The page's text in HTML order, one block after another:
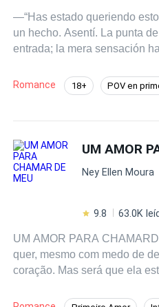
—“Has estado queriendo
un hecho. Asentí. La punta de su polla empujó contra mi
entrada; la mera sensación
cabeza para mirarlo. —“¿Por qué carajos te detuviste?”
—prácticamente grité. —“Ruégalo como una buena
con tu deliciosa polla. Por favor,
es una colección de historias
hacerte estremecer de
Romance 18+ POV en
Erótico Gay por ti
Ney Ellen Moura
9.8 63.0K
UM AMOR PARA
quer, mesmo com medo de
coração. Mas será que ela
pensará ser somente um amor